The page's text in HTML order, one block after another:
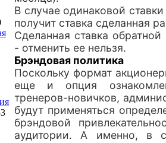
В случае одинаковой
получит ставка сделанная
Сделанная ставка
- отменить ее нельзя.
Брэндовая политика
Поскольку формат
еще и опция
тренеров-новичков,
будут применяться
брэндовой
аудитории. А именно, в